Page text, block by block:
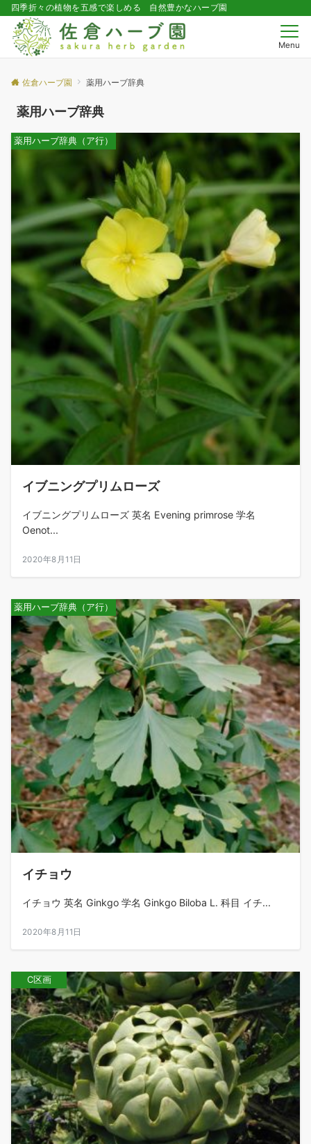
四季折々の植物を五感で楽しめる 自然豊かなハーブ園
Menu
佐倉ハーブ園 薬用ハーブ辞典
薬用ハーブ辞典
薬用ハーブ辞典（ア行）
イブニングプリムローズ
イブニングプリムローズ 英名 Evening primrose 学名
Oenot...
2020年8月11日
薬用ハーブ辞典（ア行）
イチョウ
イチョウ 英名 Ginkgo 学名 Ginkgo Biloba L. 科目 イチ...
2020年8月11日
C区画